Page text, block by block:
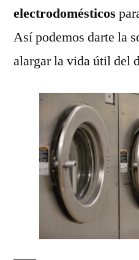
electrodomésticos
Así podemos darte la
alargar la vida útil del